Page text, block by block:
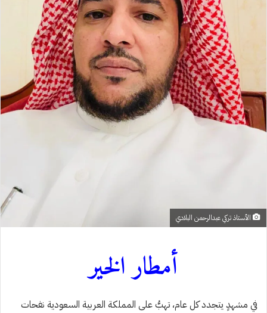
الأستاذ تركي عبدالرحمن البلادي
أمطار الخير
في مشهدٍ يتجدد كل عام، تهبُّ على المملكة العربية السعودية نفحات